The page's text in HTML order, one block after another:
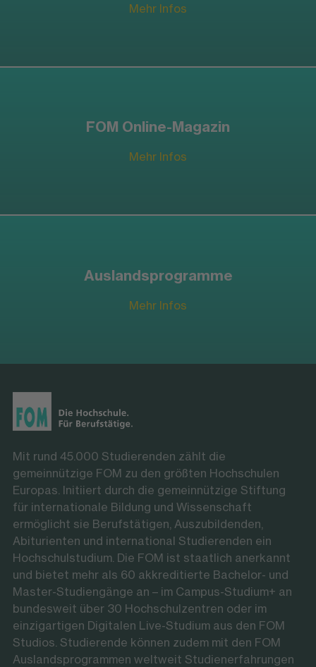
Mehr Infos
FOM Online-Magazin
Mehr Infos
Auslandsprogramme
Mehr Infos
Mit rund 45.000 Studierenden zählt die
gemeinnützige FOM zu den größten Hochschulen
Europas. Initiiert durch die gemeinnützige Stiftung
für internationale Bildung und Wissenschaft
ermöglicht sie Berufstätigen, Auszubildenden,
Abiturienten und international Studierenden ein
Hochschulstudium. Die FOM ist staatlich anerkannt
und bietet mehr als 60 akkreditierte Bachelor- und
Master-Studiengänge an – im Campus-Studium+ an
bundesweit über 30 Hochschulzentren oder im
einzigartigen Digitalen Live-Studium aus den FOM
Studios. Studierende können zudem mit den FOM
Auslandsprogrammen weltweit Studienerfahrungen